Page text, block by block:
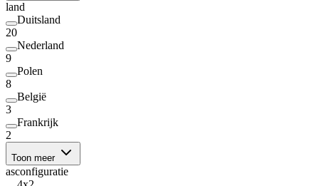
land
Duitsland
20
Nederland
9
Polen
8
België
3
Frankrijk
2
Toon meer
asconfiguratie